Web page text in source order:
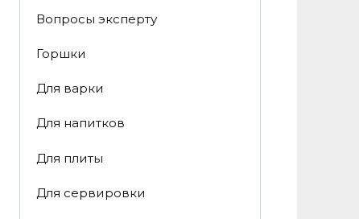
Вопросы эксперту
Горшки
Для варки
Для напитков
Для плиты
Для сервировки